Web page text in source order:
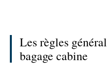
Les règles
bagage cabine